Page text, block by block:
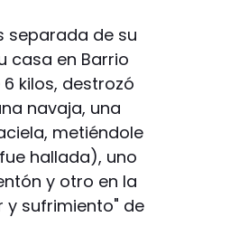
separada de su
casa en Barrio
kilos, destrozó
navaja, una
metiéndole
hallada), uno
y otro en la
y sufrimiento" de